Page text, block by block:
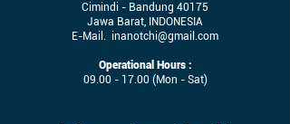
Cimindi - Bandung 40175
Jawa Barat, INDONESIA
E-Mail. inanotchi@gmail.com
Operational Hours :
09.00 - 17.00 (Mon - Sat)